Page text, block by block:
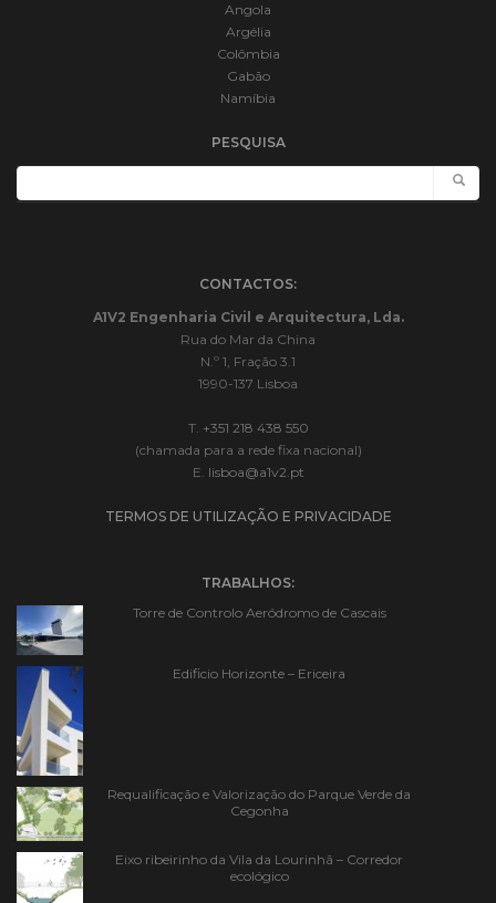
Angola
Argélia
Colômbia
Gabão
Namíbia
PESQUISA
CONTACTOS:
A1V2 Engenharia Civil e Arquitectura, Lda.
Rua do Mar da China
N.º 1, Fração 3.1
1990-137 Lisboa
T. +351 218 438 550
(chamada para a rede fixa nacional)
E. lisboa@a1v2.pt
TERMOS DE UTILIZAÇÃO E PRIVACIDADE
TRABALHOS:
Torre de Controlo Aeródromo de Cascais
Edificio Horizonte – Ericeira
Requalificação e Valorização do Parque Verde da
Cegonha
Eixo ribeirinho da Vila da Lourinhã – Corredor
ecológico